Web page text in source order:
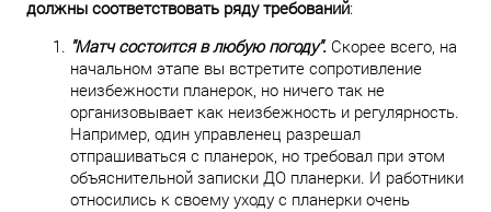
должны соответствовать ряду требований:
"Матч состоится в любую погоду". Скорее всего, на
начальном этапе вы встретите сопротивление
неизбежности планерок, но ничего так не
организовывает как неизбежность и регулярность.
Например, один управленец разрешал
отпрашиваться с планерок, но требовал при этом
объяснительной записки ДО планерки. И работники
относились к своему уходу с планерки очень